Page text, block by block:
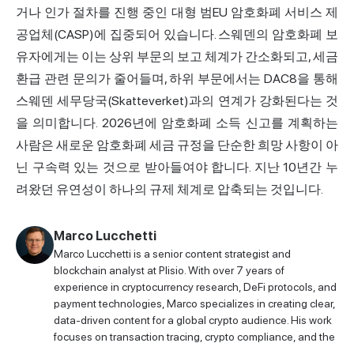
거나 인가 절차를 진행 중인 대형 범EU 암호화폐 서비스 제
공업체(CASP)에 집중되어 있습니다. 스웨덴의 암호화폐 보
유자에게는 이는 상위 부문의 보고 체계가 간소화되고, 세금
환급 관련 문의가 줄어들며, 하위 부문에서는 DAC8을 통해
스웨덴 세무당국(Skatteverket)과의 연계가 강화된다는 것
을 의미합니다. 2026년에 암호화폐 소득 신고를 계획하는
사람은 새로운 암호화폐 세금 규정을 단순한 희망 사항이 아
닌 구속력 있는 것으로 받아들여야 합니다. 지난 10년간 누
려왔던 유연성이 하나의 규제 체계로 압축되는 것입니다.
Marco Lucchetti
Marco Lucchetti is a senior content strategist and
blockchain analyst at Plisio. With over 7 years of
experience in cryptocurrency research, DeFi protocols, and
payment technologies, Marco specializes in creating clear,
data-driven content for a global crypto audience. His work
focuses on transaction tracing, crypto compliance, and the